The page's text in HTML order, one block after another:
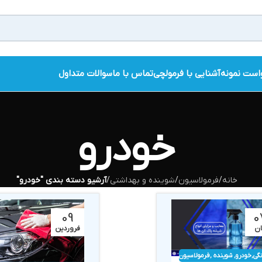
نمونهآشنایی با فرمولچیتماس با ماسوالات متداول
خودرو
خانه/فرمولاسیون/شوینده و بهداشتی/آرشیو دسته بندی "خودرو"
,خودرو,شوینده ,فرمولاسیون
09
فروردین